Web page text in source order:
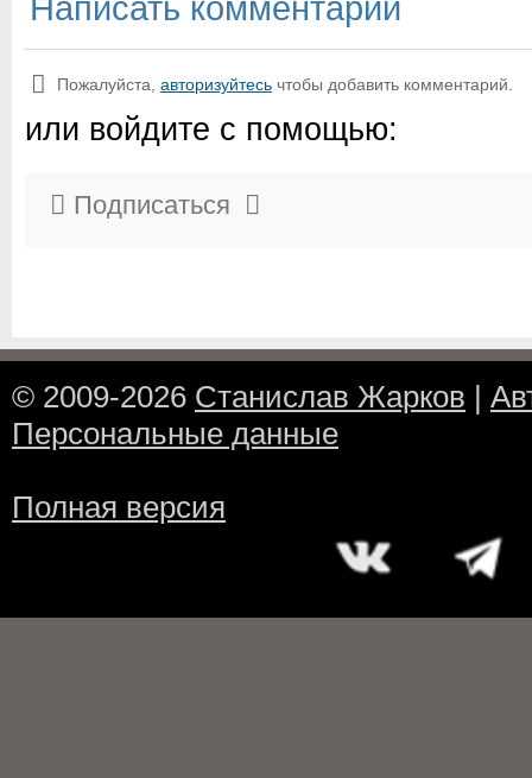
Написать комментарий
Пожалуйста, авторизуйтесь чтобы добавить комментарий.
или войдите с помощью:
Подписаться
© 2009-2026 Станислав Жарков |
Персональные данные
Полная версия